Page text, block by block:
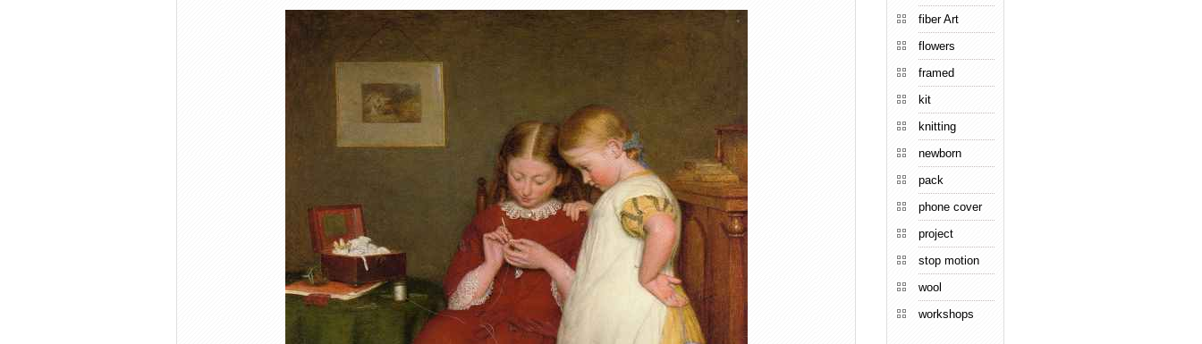
fiber Art
flowers
framed
kit
knitting
newborn
pack
phone cover
project
stop motion
wool
workshops